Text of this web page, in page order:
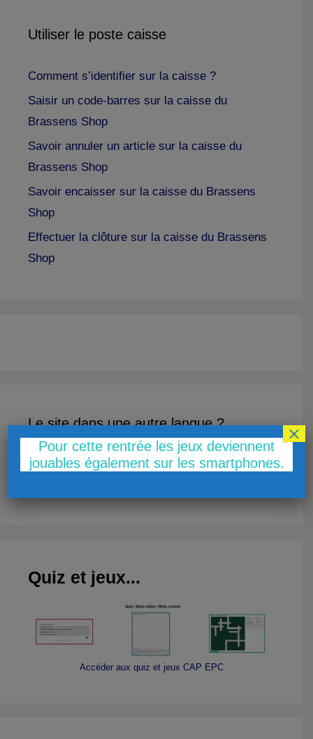
Utiliser le poste caisse
Comment s’identifier sur la caisse ?
Saisir un code-barres sur la caisse du
Brassens Shop
Savoir annuler un article sur la caisse du
Brassens Shop
Savoir encaisser sur la caisse du Brassens
Shop
Effectuer la clôture sur la caisse du Brassens
Shop
Le site dans une autre langue ?
Quiz et jeux...
Accéder aux quiz et jeux CAP EPC
Pour cette rentrée les jeux deviennent
jouables également sur les smartphones.
×